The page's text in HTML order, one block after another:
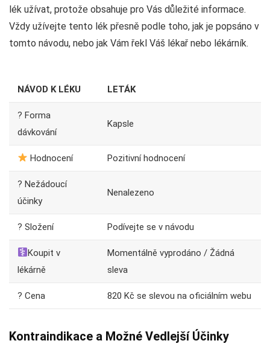
lék užívat, protože obsahuje pro Vás důležité informace.
Vždy užívejte tento lék přesně podle toho, jak je popsáno v
tomto návodu, nebo jak Vám řekl Váš lékař nebo lékárník.
NÁVOD K LÉKU LETÁK
? Forma
dávkování
Kapsle
Hodnocení Pozitivní hodnocení
? Nežádoucí
účinky
Nenalezeno
? Složení Podívejte se v návodu
Koupit v
lékárně
Momentálně vyprodáno / Žádná
sleva
? Cena 820 Kč se slevou na oficiálním webu
Kontraindikace a Možné Vedlejší Účinky